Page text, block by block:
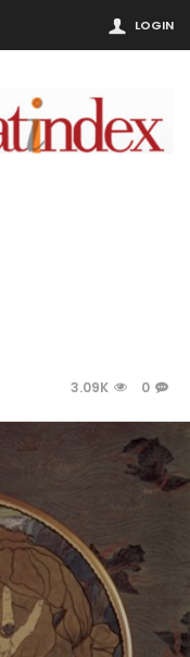
LOGIN
3.09K 0